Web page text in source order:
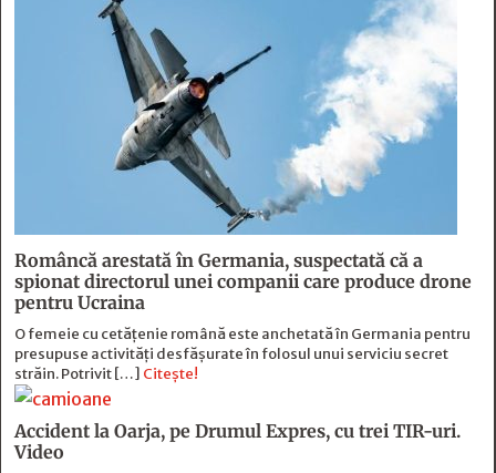
Româncă arestată în Germania, suspectată că a
spionat directorul unei companii care produce drone
pentru Ucraina
O femeie cu cetățenie română este anchetată în Germania pentru
presupuse activități desfășurate în folosul unui serviciu secret
străin. Potrivit […] Citește!
Accident la Oarja, pe Drumul Expres, cu trei TIR-uri.
Video